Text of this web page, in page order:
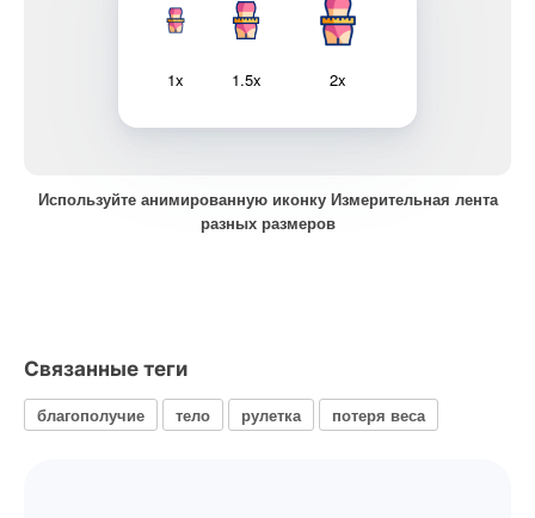
1x 1.5x 2x
Используйте анимированную иконку Измерительная лента
разных размеров
Связанные теги
благополучие тело рулетка потеря веса